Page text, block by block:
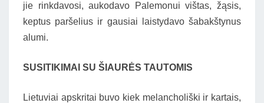
jie rinkdavosi, aukodavo Palemonui vištas, žąsis,
keptus paršelius ir gausiai laistydavo šabakštynus
alumi.
SUSITIKIMAI SU ŠIAURĖS TAUTOMIS
Lietuviai apskritai buvo kiek melancholiški ir kartais,